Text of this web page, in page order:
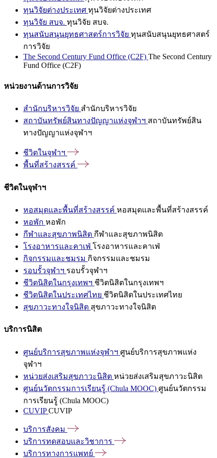
ทุนวิจัยต่างประเทศ ทุนวิจัยต่างประเทศ
ทุนวิจัย สบจ. ทุนวิจัย สบจ.
ทุนสนับสนุนยุทธศาสตร์การวิจัย ทุนสนับสนุนยุทธศาสตร์
การวิจัย
The Second Century Fund Office (C2F) The Second Century
Fund Office (C2F)
หน่วยงานด้านการวิจัย
สำนักบริหารวิจัย สำนักบริหารวิจัย
สถาบันทรัพย์สินทางปัญญาแห่งจุฬาฯ สถาบันทรัพย์สิน
ทางปัญญาแห่งจุฬาฯ
ชีวิตในจุฬาฯ
พื้นที่สร้างสรรค์
ชีวิตในจุฬาฯ
หอสมุดและพื้นที่สร้างสรรค์ หอสมุดและพื้นที่สร้างสรรค์
หอพัก หอพัก
กีฬาและสุขภาพนิสิต กีฬาและสุขภาพนิสิต
โรงอาหารและคาเฟ่ โรงอาหารและคาเฟ่
กิจกรรมและชมรม กิจกรรมและชมรม
รอบรั้วจุฬาฯ รอบรั้วจุฬาฯ
ชีวิตนิสิตในกรุงเทพฯ ชีวิตนิสิตในกรุงเทพฯ
ชีวิตนิสิตในประเทศไทย ชีวิตนิสิตในประเทศไทย
สุขภาวะทางใจนิสิต สุขภาวะทางใจนิสิต
บริการนิสิต
ศูนย์บริการสุขภาพแห่งจุฬาฯ ศูนย์บริการสุขภาพแห่ง
จุฬาฯ
หน่วยส่งเสริมสุขภาวะนิสิต หน่วยส่งเสริมสุขภาวะนิสิต
ศูนย์นวัตกรรมการเรียนรู้ (Chula MOOC) ศูนย์นวัตกรรม
การเรียนรู้ (Chula MOOC)
CUVIPCUVIP
บริการสังคม
บริการทดสอบและวิชาการ
บริการทางการแพทย์